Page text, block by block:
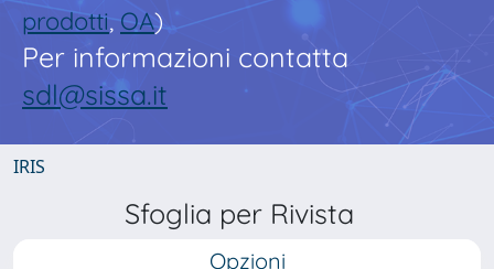
prodotti,OA)
Per informazioni contatta
sdl@sissa.it
IRIS
Sfoglia per Rivista
Opzioni